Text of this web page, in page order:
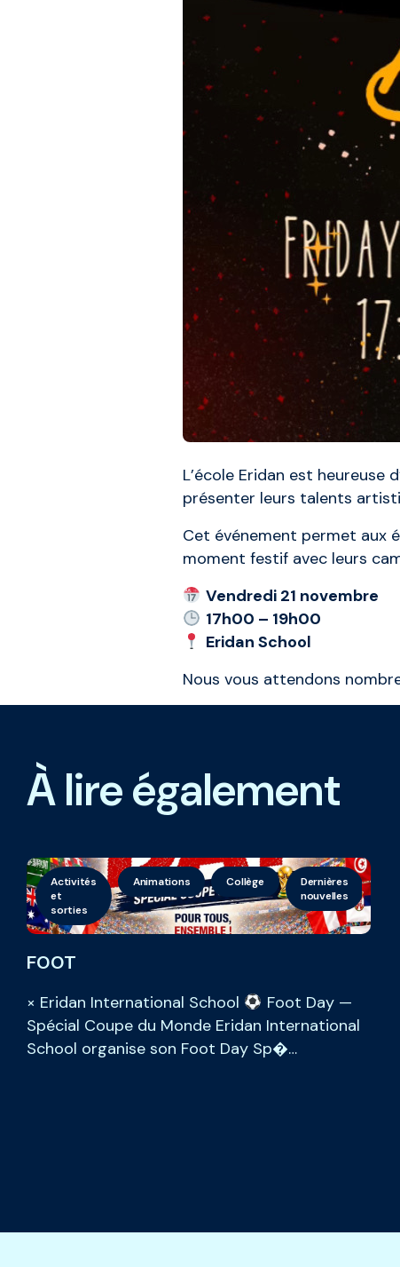
L’école Eridan est heureuse
présenter leurs talents
Cet événement permet aux
moment festif avec leurs
Vendredi 21 novembre
17h00 – 19h00
Eridan School
Nous vous attendons
À lire également
Activités
et
sorties
Animations Collège
Dernières
nouvelles
FOOT
× Eridan International School
Foot Day —
Spécial Coupe du Monde Eridan International
School organise son Foot Day Sp�…